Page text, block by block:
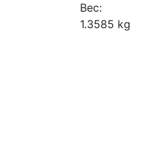
Вес:
1.3585 kg